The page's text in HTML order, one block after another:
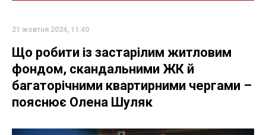
21 жовтня 2024, 11:40
Що робити із застарілим житловим
фондом, скандальними ЖК й
багаторічними квартирними чергами –
пояснює Олена Шуляк